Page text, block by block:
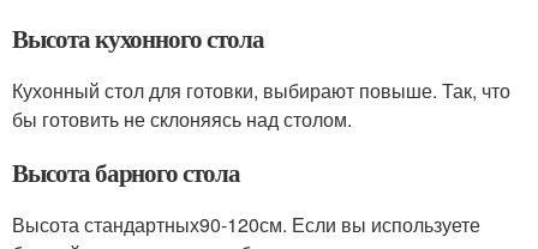
Высота кухонного стола
Кухонный стол для готовки, выбирают повыше. Так, что
бы готовить не склоняясь над столом.
Высота барного стола
Высота стандартных90-120см. Если вы используете